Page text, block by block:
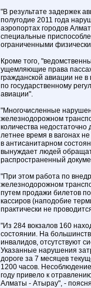
"В результате задержек
полугодие 2011 года
аэропортах городов
специальные
ограниченными
Кроме того,
ущемляющие права
гражданской авиации не
по государственному
авиации".
"Многочисленные
железнодорожном
количества
летнее время в вагонах
в антисанитарном
вынуждает людей
распространенный
"При этом работа по
железнодорожном
путем продажи билетов
кассиров (наподобие
практически не
"Из 284 вокзалов 160
состоянии. На
инвалидов, отсутствуют
Указанные нарушения
дороге за 7 месяцев
1200 часов.
году привело к
Алматы - Атырау", -